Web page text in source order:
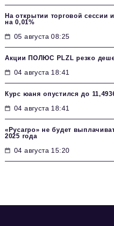
На открытии торговой сессии
на 0,01%
05 августа 08:25
Акции ПОЛЮС PLZL резко
04 августа 18:41
Курс юаня опустился до
04 августа 18:41
«Русагро» не будет
2025 года
04 августа 15:20